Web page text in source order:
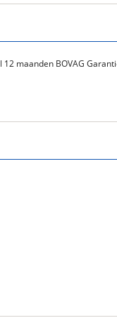
maanden BOVAG